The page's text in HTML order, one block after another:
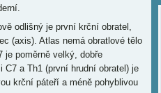
odlišný je první krční obratel,
(axis). Atlas nemá obratlové tělo
je poměrně velký, dobře
a Th1 (první hrudní obratel) je
krční páteří a méně pohyblivou